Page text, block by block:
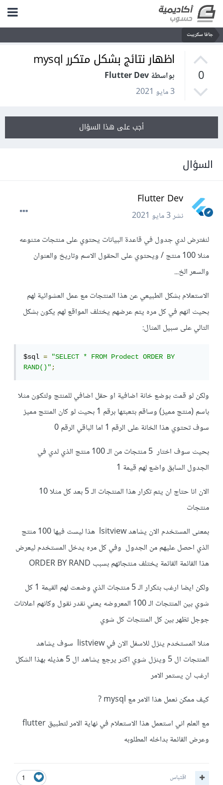
جافا سكريبت
0
اظهار نتائج بشكل متكرر mysql
بواسطة Flutter Dev
3 مايو 2021
أجب على هذا السؤال
السؤال
Flutter Dev
نشر3 مايو 2021
لنفترض لدي جدول في قاعدة البيانات يحتوي على منتجات متنوعه
مثلا 100 منتج / ويحتوي على الحقول الاسم وتاريخ والعنوان
والسعر الخ...
الاستعلام بشكل الطبيعي عن هذا المنتجات مع عمل العشوائية لهم
بحيث انهم في كل مره يتم عرضهم يختلف المواقع لهم يكون بشكل
التالي على سبيل المثال:
$sql =
"SELECT * FROM Prodect ORDER BY
RAND()";
ولكن لو قمت بوضع خانة اضافية او حقل اضافي للمنتج ولتكون مثلا
باسم (منتج مميز) وساقم بتعبتها برقم 1 بحيث لو كان المنتج مميز
سوف تحتوي هذا الخانة على الرقم 1 اما الباقي الرقم 0
بحيث سوف اختار 5 منتجات من الـ 100 منتج الذي لدي في
الجدول السابق واضع لهم قيمة 1
الان انا حتاج ان يتم تكرار هذا المنتجات الـ 5 بعد كل مثلا 10
منتجات
بمعنى المستخدم الان يشاهد lsitview هذا ليست فيها 100 منتج
الذي احصل عليهم من الجدول وفي كل مره يدخل المستخدم ليعرض
هذا القائمة القائمة يختلف منتجاتهم بسبب ORDER BY RAND
ولكن ايضا ارغب بتكرار الـ 5 منتجات الذي وضعت لهم القيمة 1 كل
شوي بين المنتجات الـ 100 المعروضه يعني نقدر نقول وكانهم اعلانات
جوجل تظهر بين كل المنتجات كل شوي
مثلا المستخدم ينزل للاسفل الان في listview سوف يشاهد
المنتجات ال 5 وينزل شوي اكثر يرجع يشاهد ال 5 هذيله بهذا الشكل
ارغب ان يستمر الامر
كيف ممكن نعمل هذا الامر مع mysql ?
مع العلم اني استعمل هذا الاستعلام في نهاية الامر لتطبيق flutter
وعرض القائمة بداخله المطلوبه
1 اقتباس